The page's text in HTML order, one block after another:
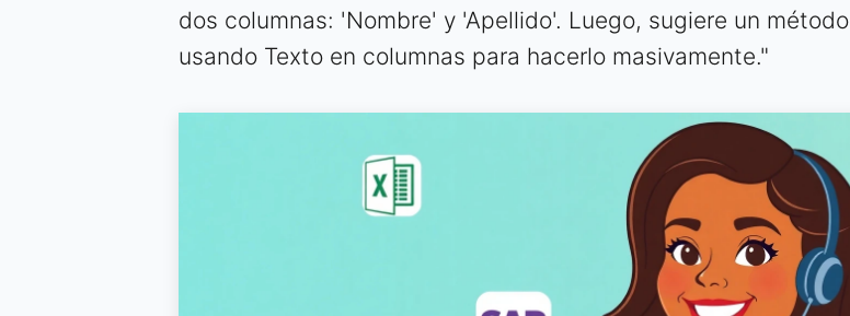
dos columnas: 'Nombre' y 'Apellido'. Luego, sugiere un método
usando Texto en columnas para hacerlo masivamente."